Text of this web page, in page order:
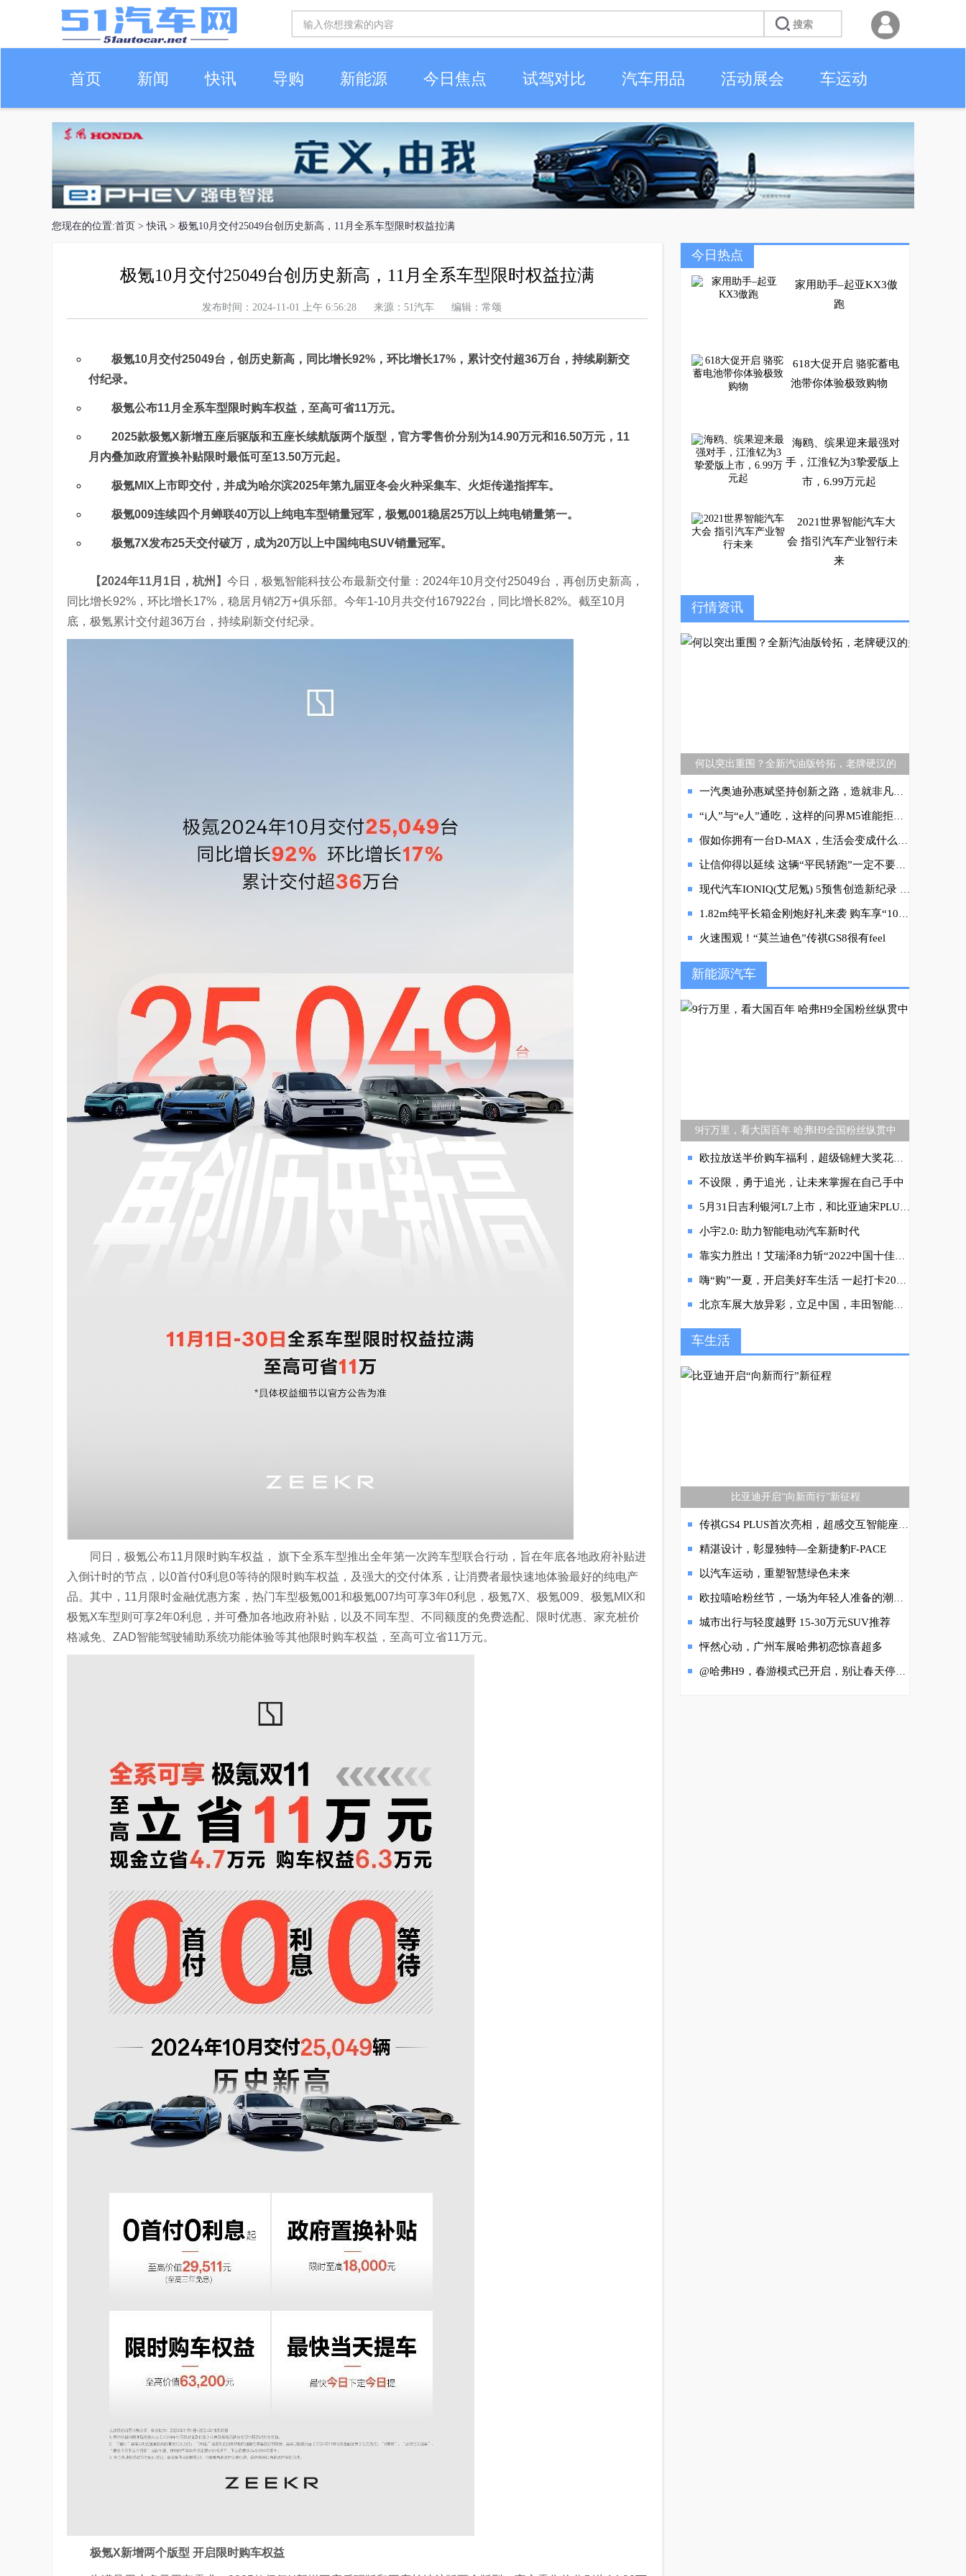
首页 新闻 快讯 导购 新能源 今日焦点 试驾对比 汽车用品 活动展会 车运动
车生活
您现在的位置:首页 >快讯 > 极氪10月交付25049台创历史新高，11月全系车型限时权益拉满
极氪10月交付25049台创历史新高，11月全系车型限时权益拉满
发布时间：2024-11-01 上午 6:56:28 来源：51汽车 编辑：常颂
极氪10月交付25049台，创历史新高，同比增长92%，环比增长17%，累计交付超36万台，持续刷新交
付纪录。
极氪公布11月全系车型限时购车权益，至高可省11万元。
2025款极氪X新增五座后驱版和五座长续航版两个版型，官方零售价分别为14.90万元和16.50万元，11
月内叠加政府置换补贴限时最低可至13.50万元起。
极氪MIX上市即交付，并成为哈尔滨2025年第九届亚冬会火种采集车、火炬传递指挥车。
极氪009连续四个月蝉联40万以上纯电车型销量冠军，极氪001稳居25万以上纯电销量第一。
极氪7X发布25天交付破万，成为20万以上中国纯电SUV销量冠军。
【2024年11月1日，杭州】 今日，极氪智能科技公布最新交付量：2024年10月交付25049台，再创历史新高，
同比增长92%，环比增长17%，稳居月销2万+俱乐部。今年1-10月共交付167922台，同比增长82%。截至10月
底，极氪累计交付超36万台，持续刷新交付纪录。
同日，极氪公布11月限时购车权益， 旗下全系车型推出全年第一次跨车型联合行动，旨在年底各地政府补贴进
入倒计时的节点，以0首付0利息0等待的限时购车权益，及强大的交付体系，让消费者最快速地体验最好的纯电产
品。其中，11月限时金融优惠方案，热门车型极氪001和极氪007均可享3年0利息，极氪7X、极氪009、极氪MIX和
极氪X车型则可享2年0利息，并可叠加各地政府补贴，以及不同车型、不同额度的免费选配、限时优惠、家充桩价
格减免、ZAD智能驾驶辅助系统功能体验等其他限时购车权益，至高可立省11万元。
极氪X新增两个版型 开启限时购车权益
今日热点
家用助手–起亚KX3傲
跑
618大促开启 骆驼蓄电
池带你体验极致购物
海鸥、缤果迎来最强对
手，江淮钇为3挚爱版上
市，6.99万元起
2021世界智能汽车大
会 指引汽车产业智行未
来
——透过数字解读赛力
斯背后的品质基因
行情资讯
何以突出重围？全新汽油版铃拓，老牌硬汉的
一汽奥迪孙惠斌坚持创新之路，造就非凡实力
“i人”与“e人”通吃，这样的问界M5谁能拒绝？
假如你拥有一台D-MAX，生活会变成什么模样？
让信仰得以延续 这辆“平民轿跑”一定不要错过
现代汽车IONIQ(艾尼氪) 5预售创造新纪录 韩国欧洲两地成“爆款”
1.82m纯平长箱金刚炮好礼来袭 购车享“1000抵6000”
火速围观！“莫兰迪色”传祺GS8很有feel
新能源汽车
9行万里，看大国百年 哈弗H9全国粉丝纵贯中
欧拉放送半价购车福利，超级锦鲤大奖花落谁家
不设限，勇于追光，让未来掌握在自己手中
5月31日吉利银河L7上市，和比亚迪宋PLUS谁更胜一筹？
小宇2.0: 助力智能电动汽车新时代
靠实力胜出！艾瑞泽8力斩“2022中国十佳车身评选”大奖，再次掌握“流量密码”
嗨“购”一夏，开启美好车生活 一起打卡2022安行南京站！
北京车展大放异彩，立足中国，丰田智能化进入新阶段！
车生活
比亚迪开启“向新而行”新征程
传祺GS4 PLUS首次亮相，超感交互智能座舱吸睛
精湛设计，彰显独特—全新捷豹F-PACE
以汽车运动，重塑智慧绿色未来
欧拉嘻哈粉丝节，一场为年轻人准备的潮流轰趴
城市出行与轻度越野 15-30万元SUV推荐
怦然心动，广州车展哈弗初恋惊喜超多
@哈弗H9，春游模式已开启，别让春天停在票圈里